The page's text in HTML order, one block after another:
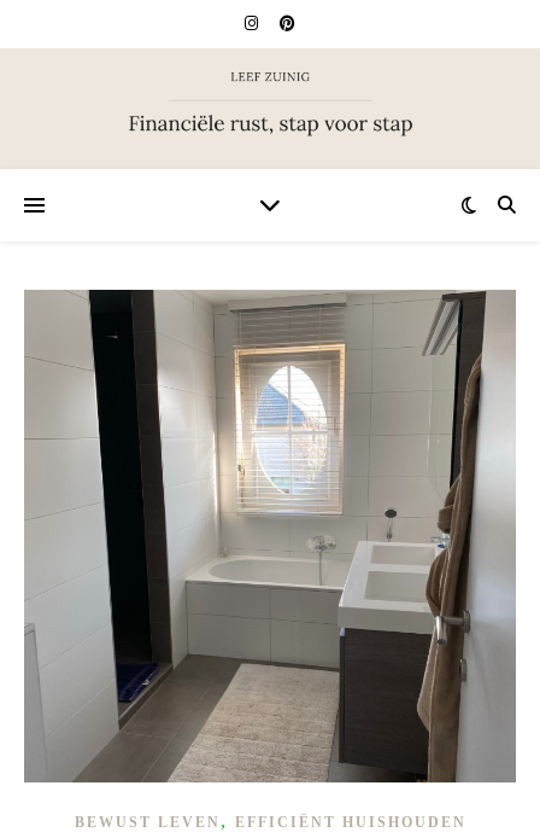
BEWUST LEVEN , EFFICIËNT HUISHOUDEN